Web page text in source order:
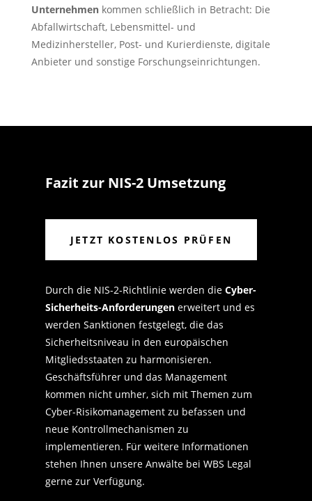
Unternehmen kommen schließlich in Betracht: Die
Abfallwirtschaft, Lebensmittel- und
Medizinhersteller, Post- und Kurierdienste, digitale
Anbieter und sonstige Forschungseinrichtungen.
Fazit zur NIS-2 Umsetzung
JETZT KOSTENLOS PRÜFEN
Durch die NIS-2-Richtlinie werden die Cyber-
Sicherheits-Anforderungenerweitert und es
werden Sanktionen festgelegt, die das
Sicherheitsniveau in den europäischen
Mitgliedsstaaten zu harmonisieren.
Geschäftsführer und das Management
kommen nicht umher, sich mit Themen zum
Cyber-Risikomanagement zu befassen und
neue Kontrollmechanismen zu
implementieren. Für weitere Informationen
stehen Ihnen unsere Anwälte bei WBS Legal
gerne zur Verfügung.